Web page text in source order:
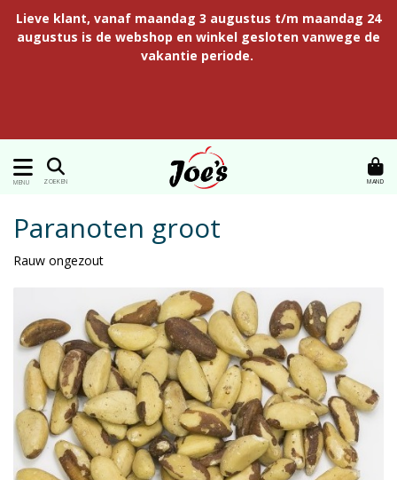
Lieve klant, vanaf maandag 3 augustus t/m maandag 24
augustus is de webshop en winkel gesloten vanwege de
vakantie periode.
MENU ZOEKEN MAND
Paranoten groot
Rauw ongezout